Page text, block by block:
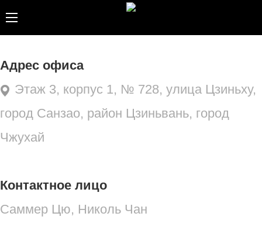
Адрес офиса
Этаж 3, корпус 1, № 728, улица Цзиньху,
город Санзао, район Цзиньвань, город
Чжухай
Контактное лицо
Саммер Цю, Николь Чан